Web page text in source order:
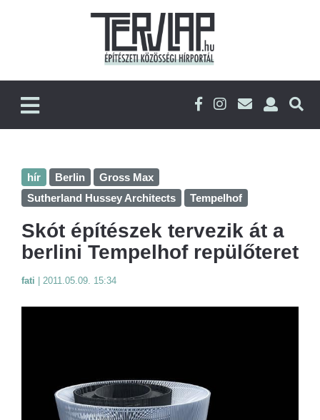
hír Berlin
Gross Max
Sutherland Hussey Architects
Tempelhof
Skót építészek tervezik át a
berlini Tempelhof repülőteret
fati 2011.05.09. 15:34